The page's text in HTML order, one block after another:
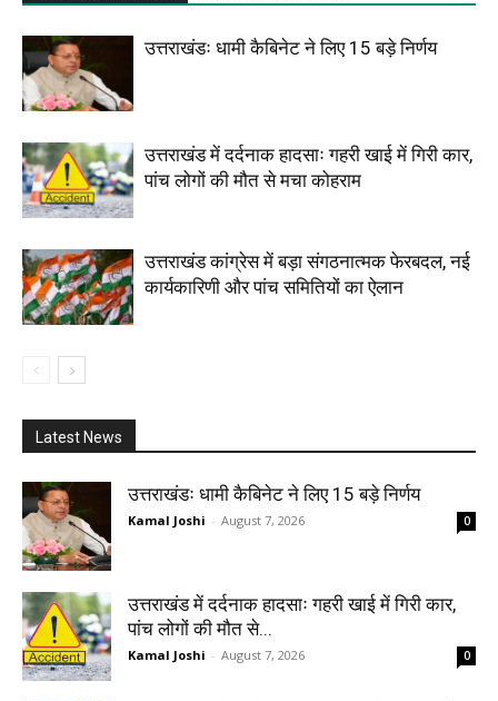
उत्तराखंडः धामी कैबिनेट ने लिए 15 बड़े निर्णय
उत्तराखंड में दर्दनाक हादसाः गहरी खाई में गिरी कार,
पांच लोगों की मौत से मचा कोहराम
उत्तराखंड कांग्रेस में बड़ा संगठनात्मक फेरबदल, नई
कार्यकारिणी और पांच समितियों का ऐलान
Latest News
उत्तराखंडः धामी कैबिनेट ने लिए 15 बड़े निर्णय
Kamal Joshi - August 7, 2026 0
उत्तराखंड में दर्दनाक हादसाः गहरी खाई में गिरी कार,
पांच लोगों की मौत से...
Kamal Joshi - August 7, 2026 0